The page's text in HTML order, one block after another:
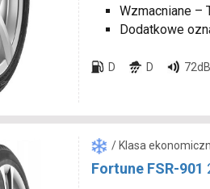
Wzmacniane –
Dodatkowe
D D 72dB
/ Klasa
Fortune FSR-901